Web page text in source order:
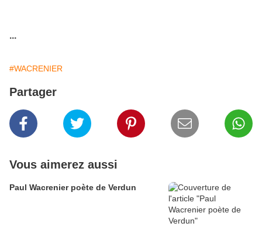
...
#WACRENIER
Partager
Vous aimerez aussi
Paul Wacrenier poète de Verdun